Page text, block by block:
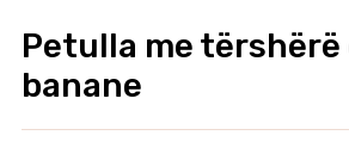
Petulla me tërshërë
banane